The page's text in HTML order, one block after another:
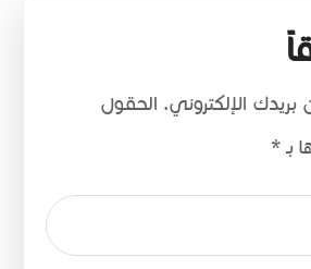
الإلكتروني. الحقول
بـ*